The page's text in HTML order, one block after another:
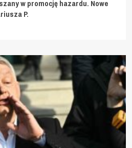
w promocję hazardu. Nowe
P.